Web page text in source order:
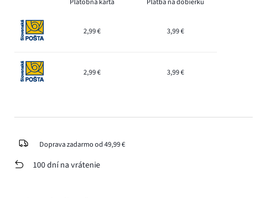
2,99 € 3,99 €
2,99 € 3,99 €
Doprava zadarmo od 49,99 €
100 dní na vrátenie